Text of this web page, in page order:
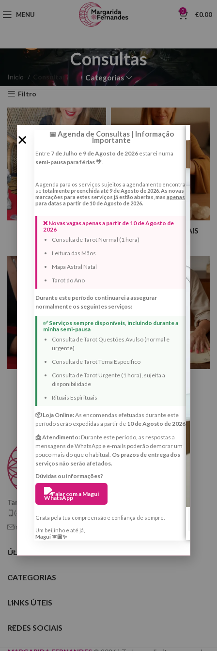
MENU 0 €0.00
Consultas
Categorias
Início Consultas
Filtro
TAROT
8 produtos
RITUAIS ESPIRITUAIS
LEITURA DAS MÃOS
1 produto
ASTROLOGIA
Taróloga, Cartomante e Quiróloga
(+351) 925 799 410
info@tarologamargaridafernandes.com
ÚLTIMOS POSTS
CATEGORIAS
LINKS ÚTEIS
REDES SOCIAIS
📅 Agenda de Consultas | Informação
Importante
Entre 7 de Julho e 9 de Agosto de 2026estarei numa
semi-pausa para férias 🌴.
A agenda para os serviços sujeitos a agendamento encontra-
se totalmente preenchida até 9 de Agosto de 2026. As novas
marcações para estes serviços já estão abertas, mas apenas
para datas a partir de 10 de Agosto de 2026.
❌ Novas vagas apenas a partir de 10 de Agosto de
2026
Consulta de Tarot Normal (1 hora)
Leitura das Mãos
Mapa Astral Natal
Tarot do Ano
Durante este período continuarei a assegurar
normalmente os seguintes serviços:
✅ Serviços sempre disponíveis, incluindo durante a
minha semi-pausa
Consulta de Tarot Questões Avulso (normal e
urgente)
Consulta de Tarot Tema Específico
Consulta de Tarot Urgente (1 hora), sujeita a
disponibilidade
Rituais Espirituais
📦 Loja Online:As encomendas efetuadas durante este
período serão expedidas a partir de 10 de Agosto de 2026.
📩 Atendimento:Durante este período, as respostas a
mensagens de WhatsApp e e-mails poderão demorar um
pouco mais do que o habitual. Os prazos de entrega dos
serviços não serão afetados.
Dúvidas ou informações?
Falar com a Magui
Grata pela tua compreensão e confiança de sempre.
Um beijinho e até já,
Magui 🫶🏼✨